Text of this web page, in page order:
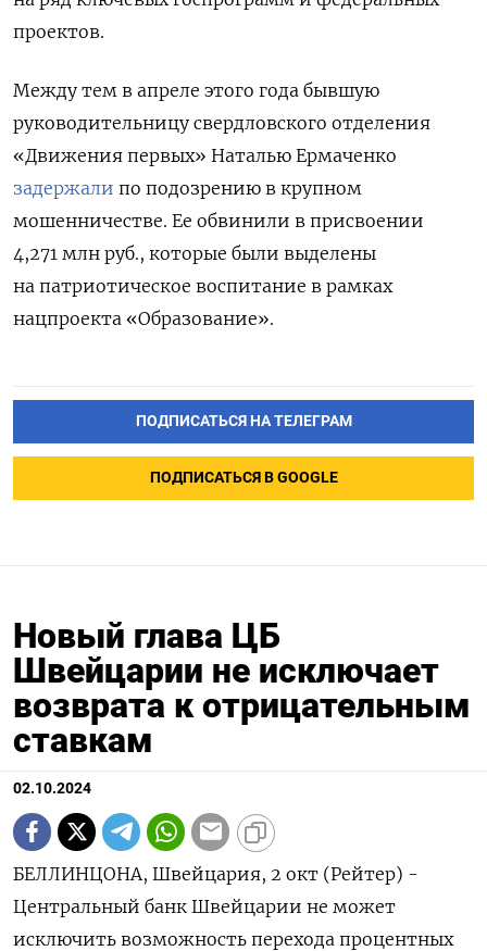
проектов.
Между тем в апреле этого года бывшую
руководительницу свердловского отделения
«Движения первых» Наталью Ермаченко
задержали по подозрению в крупном
мошенничестве. Ее обвинили в присвоении
4,271 млн руб., которые были выделены
на патриотическое воспитание в рамках
нацпроекта «Образование».
ПОДПИСАТЬСЯ НА ТЕЛЕГРАМ
ПОДПИСАТЬСЯ В GOOGLE
Новый глава ЦБ
Швейцарии не исключает
возврата к отрицательным
ставкам
02.10.2024
БЕЛЛИНЦОНА, Швейцария, 2 окт (Рейтер) -
Центральный банк Швейцарии не может
исключить возможность перехода процентных